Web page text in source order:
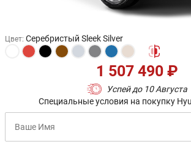
Цвет: Серебристый Sleek Silver
Успей до 10 Августа
1 507 490 ₽
Специальные условия на покупку